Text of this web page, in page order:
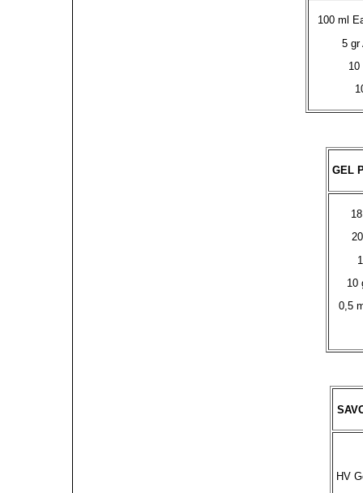
100 ml
5 gr
10
GEL
10
0,5
HV